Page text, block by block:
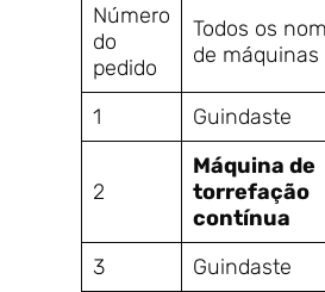
Número
do
pedido
Todos os
de máquinas
1 Guindaste
2
Máquina de
torrefação
contínua
3 Guindaste